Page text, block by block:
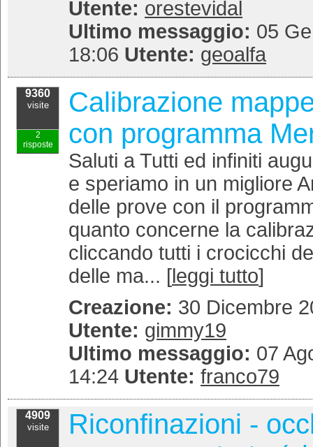
Utente: orestevidal
Ultimo messaggio: 05
18:06 Utente: geoalfa
9360
visite
2
risposte
Calibrazione
con programma
Saluti a Tutti ed infiniti
e speriamo in un migliore
delle prove con il
quanto concerne la
cliccando tutti i crocicchi
delle ma... [ leggi tutto]
Creazione: 30 Dicembre
Utente: gimmy19
Ultimo messaggio: 07
14:24 Utente: franco79
4909
visite
Riconfinazioni -